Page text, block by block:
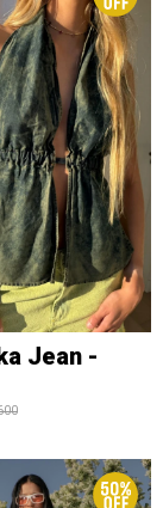
Jean -